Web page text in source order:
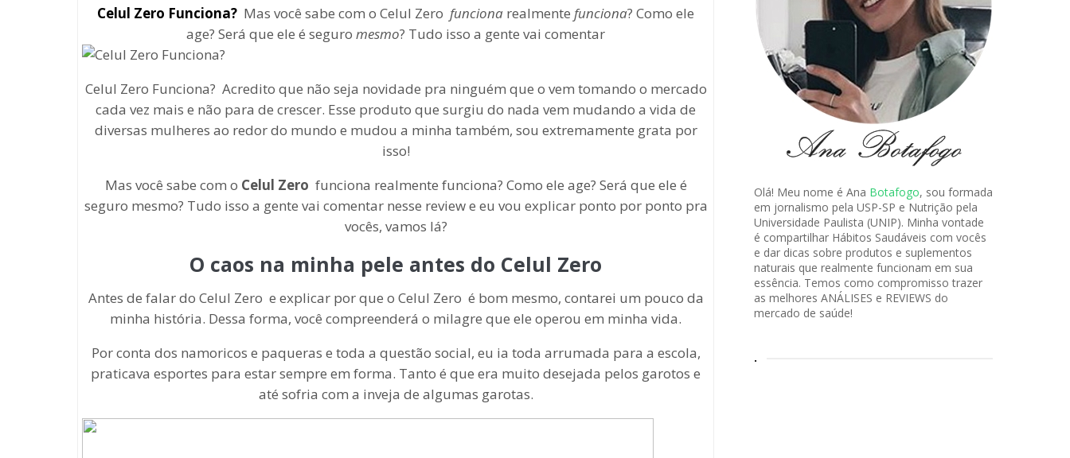
Celul Zero Funciona? Mas você sabe com o Celul Zero funciona realmente funciona? Como ele
age? Será que ele é seguro mesmo? Tudo isso a gente vai comentar
Celul Zero Funciona? Acredito que não seja novidade pra ninguém que o vem tomando o mercado
cada vez mais e não para de crescer. Esse produto que surgiu do nada vem mudando a vida de
diversas mulheres ao redor do mundo e mudou a minha também, sou extremamente grata por
isso!
Mas você sabe com o Celul Zero funciona realmente funciona? Como ele age? Será que ele é
seguro mesmo? Tudo isso a gente vai comentar nesse review e eu vou explicar ponto por ponto pra
vocês, vamos lá?
O caos na minha pele antes do Celul Zero
Antes de falar do Celul Zero e explicar por que o Celul Zero é bom mesmo, contarei um pouco da
minha história. Dessa forma, você compreenderá o milagre que ele operou em minha vida.
Por conta dos namoricos e paqueras e toda a questão social, eu ia toda arrumada para a escola,
praticava esportes para estar sempre em forma. Tanto é que era muito desejada pelos garotos e
até sofria com a inveja de algumas garotas.
Olá! Meu nome é Ana Botafogo, sou formada
em jornalismo pela USP-SP e Nutrição pela
Universidade Paulista (UNIP). Minha vontade
é compartilhar Hábitos Saudáveis com vocês
e dar dicas sobre produtos e suplementos
naturais que realmente funcionam em sua
essência. Temos como compromisso trazer
as melhores ANÁLISES e REVIEWS do
mercado de saúde!
.